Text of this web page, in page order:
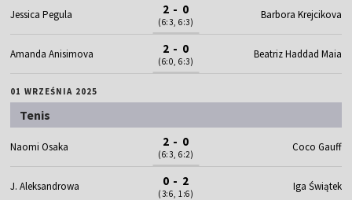
Jessica Pegula 2 - 0
(6:3, 6:3)
Barbora Krejcikova
Amanda Anisimova 2 - 0
(6:0, 6:3)
Beatriz Haddad Maia
01 WRZEŚNIA 2025
Tenis
Naomi Osaka 2 - 0
(6:3, 6:2)
Coco Gauff
J. Aleksandrowa 0 - 2
(3:6, 1:6)
Iga Świątek